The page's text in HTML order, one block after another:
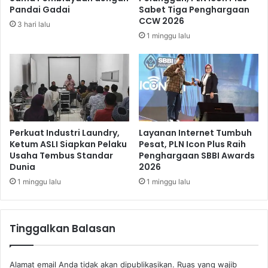
i
n
U
a
m
b
a
n
g
i
B
a
l
e
t
m
u
l
a
n
D
e
p
a
Pandai Gadai
3 hari lalu
Sabet Tiga Penghargaan
CCW 2026
1 minggu lalu
Perkuat Industri Laundry,
Ketum ASLI Siapkan Pelaku
Usaha Tembus Standar
Dunia
1 minggu lalu
Layanan Internet Tumbuh
Pesat, PLN Icon Plus Raih
Penghargaan SBBI Awards
2026
1 minggu lalu
Tinggalkan Balasan
Alamat email Anda tidak akan dipublikasikan. Ruas yang wajib